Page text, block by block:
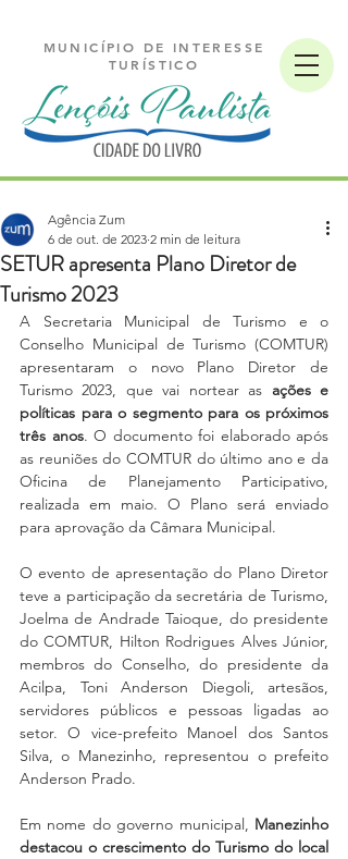
MUNICÍPIO DE INTERESSE
TURÍSTICO
SETUR apresenta Plano Diretor de
Turismo 2023
Agência Zum
6 de out. de 2023 2 min de leitura
A Secretaria Municipal de Turismo e o
Conselho Municipal de Turismo (COMTUR)
apresentaram o novo Plano Diretor de
Turismo 2023, que vai nortear as ações e
políticas para o segmento para os próximos
três anos. O documento foi elaborado após
as reuniões do COMTUR do último ano e da
Oficina de Planejamento Participativo,
realizada em maio. O Plano será enviado
para aprovação da Câmara Municipal.
O evento de apresentação do Plano Diretor
teve a participação da secretária de Turismo,
Joelma de Andrade Taioque, do presidente
do COMTUR, Hilton Rodrigues Alves Júnior,
membros do Conselho, do presidente da
Acilpa, Toni Anderson Diegoli, artesãos,
servidores públicos e pessoas ligadas ao
setor. O vice-prefeito Manoel dos Santos
Silva, o Manezinho, representou o prefeito
Anderson Prado.
Em nome do governo municipal, Manezinho
destacou o crescimento do Turismo do local